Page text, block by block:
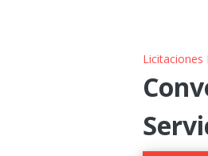
Licitaciones